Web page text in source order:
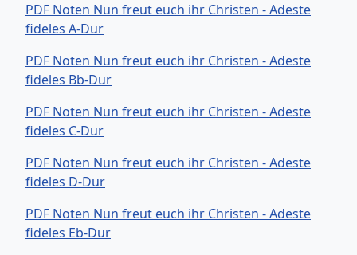
PDF Noten Nun freut euch ihr Christen - Adeste
fideles A-Dur
PDF Noten Nun freut euch ihr Christen - Adeste
fideles Bb-Dur
PDF Noten Nun freut euch ihr Christen - Adeste
fideles C-Dur
PDF Noten Nun freut euch ihr Christen - Adeste
fideles D-Dur
PDF Noten Nun freut euch ihr Christen - Adeste
fideles Eb-Dur